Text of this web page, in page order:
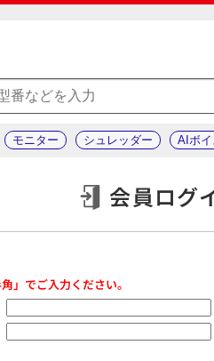
モニター シュレッダー AIボ
会員ログ
」でご入力ください。